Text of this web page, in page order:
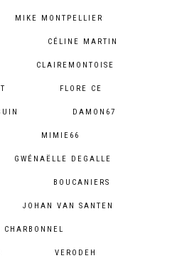
MIKE MONTPELLIER
CÉLINE MARTIN
CLAIREMONTOISE
FLORE CE
DAMON67
MIMIE66
GWÉNAËLLE DEGALLE
BOUCANIERS
JOHAN VAN SANTEN
CHARBONNEL
VERODEH